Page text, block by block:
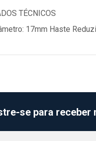
TÉCNICOS
17mm Haste
se para receber